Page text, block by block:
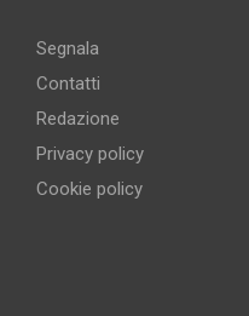
Segnala
Contatti
Redazione
Privacy policy
Cookie policy